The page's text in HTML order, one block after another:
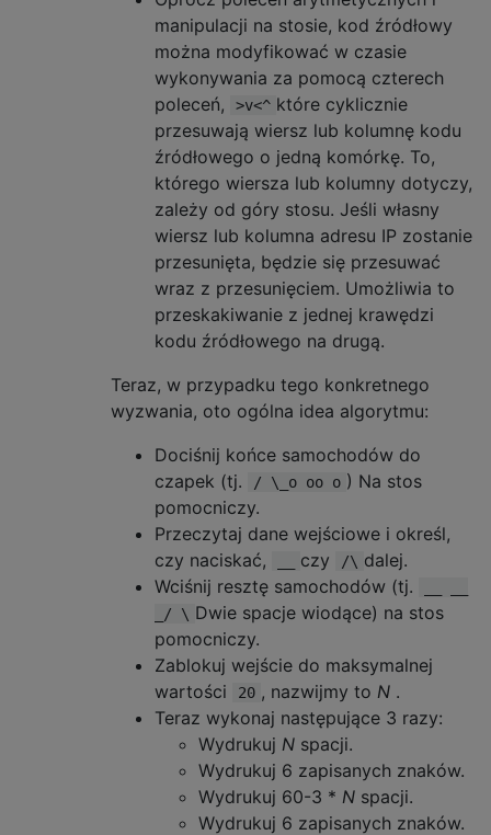
manipulacji na stosie, kod źródłowy
można modyfikować w czasie
wykonywania za pomocą czterech
poleceń,
>v<^ które cyklicznie
przesuwają wiersz lub kolumnę kodu
źródłowego o jedną komórkę. To,
którego wiersza lub kolumny dotyczy,
zależy od góry stosu. Jeśli własny
wiersz lub kolumna adresu IP zostanie
przesunięta, będzie się przesuwać
wraz z przesunięciem. Umożliwia to
przeskakiwanie z jednej krawędzi
kodu źródłowego na drugą.
Teraz, w przypadku tego konkretnego
wyzwania, oto ogólna idea algorytmu:
Dociśnij końce samochodów do
czapek (tj.
/ \_o oo o ) Na stos
pomocniczy.
Przeczytaj dane wejściowe i określ,
czy naciskać,
czy /\ dalej.
Wciśnij resztę samochodów (tj.
_/ \ Dwie spacje wiodące) na stos
pomocniczy.
Zablokuj wejście do maksymalnej
wartości
20 , nazwijmy to N .
Teraz wykonaj następujące 3 razy:
Wydrukuj N spacji.
Wydrukuj 6 zapisanych znaków.
Wydrukuj 60-3 * N spacji.
Wydrukuj 6 zapisanych znaków.